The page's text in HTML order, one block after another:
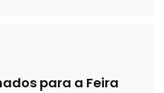
para a Feira